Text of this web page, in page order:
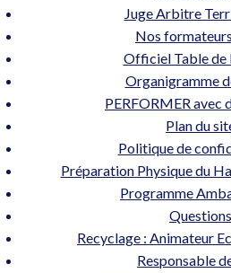
Juge Arbitre
Nos
Officiel Table de
Organigramme
PERFORMER avec
Plan du
Politique de
Préparation Physique du
Programme
Questions
Recyclage : Animateur
Responsable